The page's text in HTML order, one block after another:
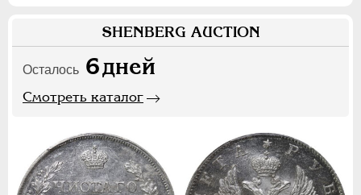
SHENBERG AUCTION
Осталось 6дней
Смотреть каталог